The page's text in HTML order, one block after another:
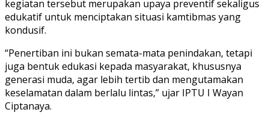
kegiatan tersebut merupakan upaya preventif sekaligus
edukatif untuk menciptakan situasi kamtibmas yang
kondusif.
“Penertiban ini bukan semata-mata penindakan, tetapi
juga bentuk edukasi kepada masyarakat, khususnya
generasi muda, agar lebih tertib dan mengutamakan
keselamatan dalam berlalu lintas,” ujar IPTU I Wayan
Ciptanaya.